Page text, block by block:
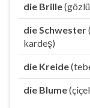
die Brille
die Schwester
kardeş)
die Kreide
die Blume